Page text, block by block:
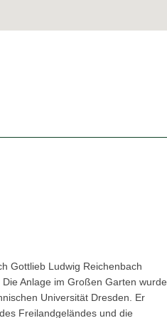
Gottlieb Ludwig Reichenbach
Anlage im Großen Garten wurde
Universität Dresden. Er
Freilandgeländes und die